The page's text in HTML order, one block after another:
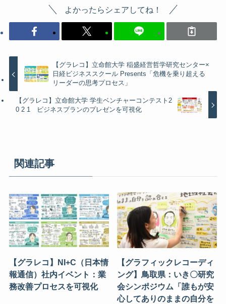
よかったらシェアしてね！
【グラレコ】立命館大学 稲盛経営哲学研究センター×
日経ビジネススクール Presents「危機を乗り超える
リーダーの思考プロセス」
【グラレコ】立命館大学 学生ベンチャーコンテスト2
0 2 1 ビジネスプランのプレゼンを可視化
関連記事
【グラレコ】NI+C（日本情
報通信）社内イベント：業
務改善プロセスを可視化
【グラフィックレコーディ
ング】鳥取県：いき〇研究
会シンポジウム「誰もが安
心してありのままの自分を